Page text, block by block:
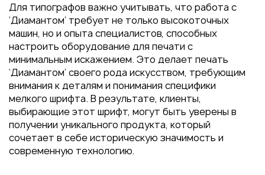
Для типографов важно учитывать, что работа с
‘Диамантом’ требует не только высокоточных
машин, но и опыта специалистов, способных
настроить оборудование для печати с
минимальным искажением. Это делает печать
‘Диамантом’ своего рода искусством, требующим
внимания к деталям и понимания специфики
мелкого шрифта. В результате, клиенты,
выбирающие этот шрифт, могут быть уверены в
получении уникального продукта, который
сочетает в себе историческую значимость и
современную технологию.